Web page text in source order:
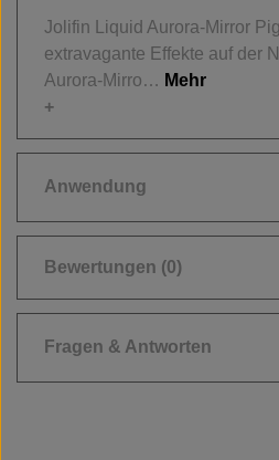
Jolifin Liquid Aurora-Mirror
extravagante Effekte auf der
Aurora-Mirro… Mehr
Anwendung
Bewertungen (0)
Fragen & Antworten